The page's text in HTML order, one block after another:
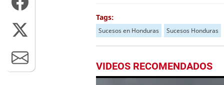
Tags:
Sucesos en Honduras Sucesos Honduras
VIDEOS RECOMENDADOS